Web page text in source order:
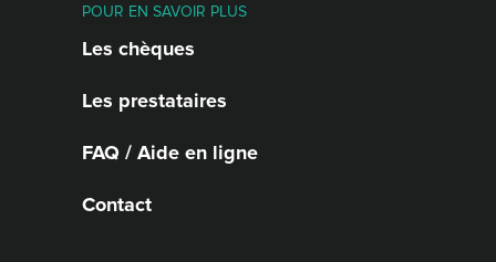
POUR EN SAVOIR PLUS
Les chèques
Les prestataires
FAQ / Aide en ligne
Contact